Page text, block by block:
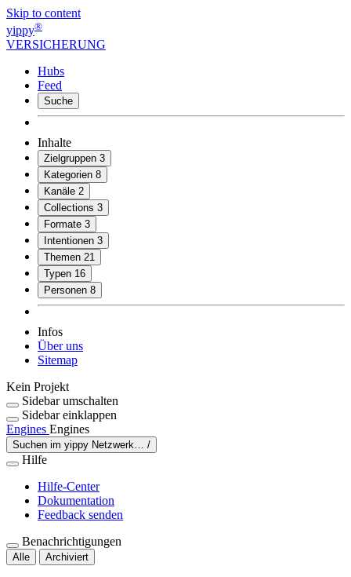
Skip to content
yippy®
VERSICHERUNG
Hubs
Feed
Suche
Inhalte
Zielgruppen 3
Kategorien 8
Kanäle 2
Collections 3
Formate 3
Intentionen 3
Themen 21
Typen 16
Personen 8
Infos
Über uns
Sitemap
Kein Projekt
Sidebar umschalten
Sidebar einklappen
Engines Engines
Suchen im yippy Netzwerk… /
Hilfe
Hilfe-Center
Dokumentation
Feedback senden
Benachrichtigungen
Alle Archiviert